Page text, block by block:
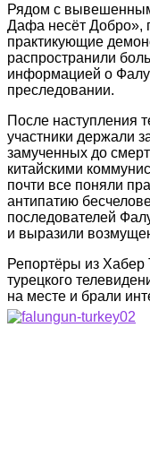
Рядом с
Дафа несёт Добро»,
практикующие
распространили
информацией о
преследовании.
После наступления
участники держали
замученных до
китайскими
почти все поняли
антипатию
последователей
и выразили
Репортёры из Хабер
турецкого
на месте и брали